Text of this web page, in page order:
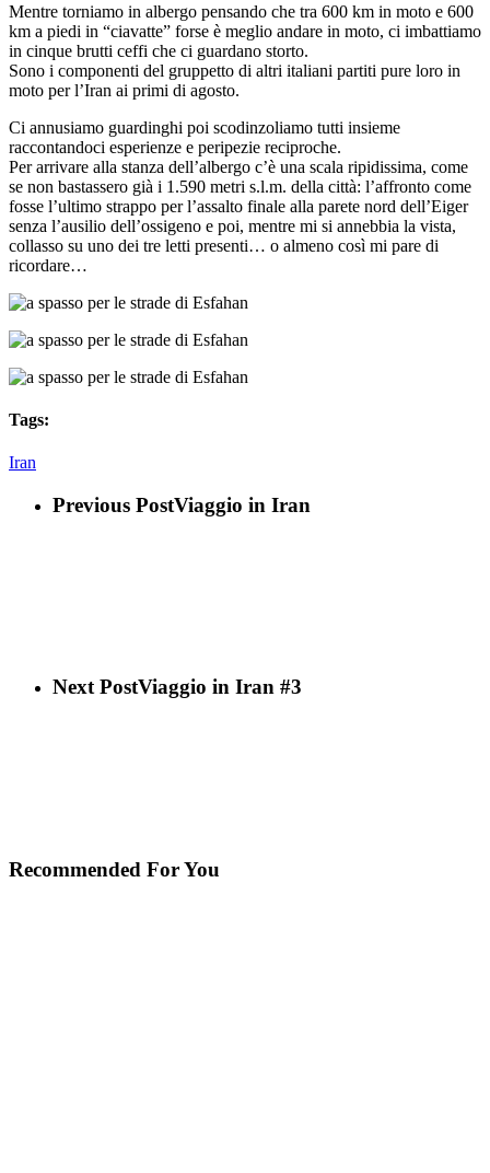
Mentre torniamo in albergo pensando che tra 600 km in moto e 600
km a piedi in “ciavatte” forse è meglio andare in moto, ci imbattiamo
in cinque brutti ceffi che ci guardano storto.
Sono i componenti del gruppetto di altri italiani partiti pure loro in
moto per l’Iran ai primi di agosto.
Ci annusiamo guardinghi poi scodinzoliamo tutti insieme
raccontandoci esperienze e peripezie reciproche.
Per arrivare alla stanza dell’albergo c’è una scala ripidissima, come
se non bastassero già i 1.590 metri s.l.m. della città: l’affronto come
fosse l’ultimo strappo per l’assalto finale alla parete nord dell’Eiger
senza l’ausilio dell’ossigeno e poi, mentre mi si annebbia la vista,
collasso su uno dei tre letti presenti… o almeno così mi pare di
ricordare…
Tags:
Iran
Previous PostViaggio in Iran
Next PostViaggio in Iran #3
Recommended For You